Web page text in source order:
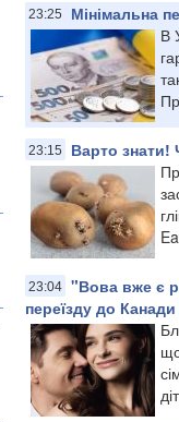
23:25
Мінімальна
В
23:15
Варто знати!
23:04 "Вова вже є
переїзду до Канади